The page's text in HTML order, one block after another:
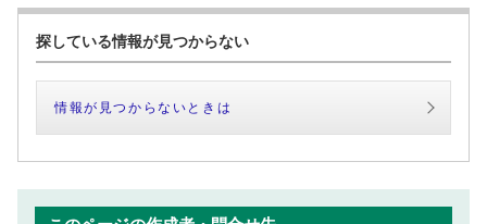
探している情報が見つからない
情報が見つからないときは